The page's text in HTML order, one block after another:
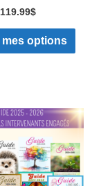
119.99$
options
Plage
de
prix :
17.99$
à
21.99$
Ce
a